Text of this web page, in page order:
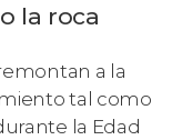
la roca
a la
tal como
la Edad